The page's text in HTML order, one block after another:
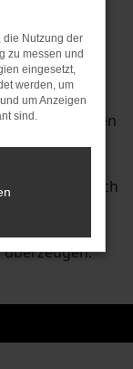
Untermauert
und eine
die aktuelle
für
Neuwagen
auf der
üppig
Sie sich
ganzen
überzeugen.
die Nutzung der
zu messen und
eingesetzt,
werden, um
um Anzeigen
sind.